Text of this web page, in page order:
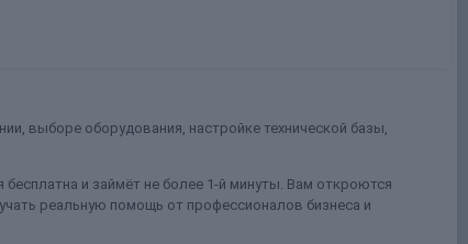
выборе оборудования, настройке технической базы,
и займёт не более 1-й минуты. Вам откроются
реальную помощь от профессионалов бизнеса и